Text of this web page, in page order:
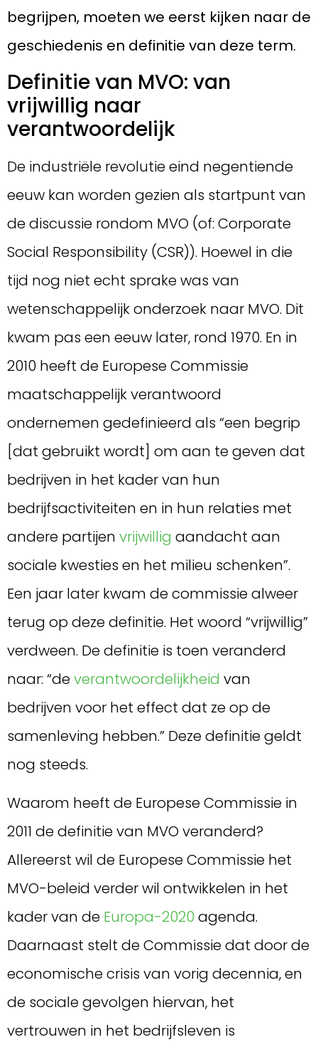
begrijpen, moeten we eerst kijken naar de
geschiedenis en definitie van deze term.
Definitie van MVO: van
vrijwillig naar
verantwoordelijk
De industriële revolutie eind negentiende
eeuw kan worden gezien als startpunt van
de discussie rondom MVO (of: Corporate
Social Responsibility (CSR)). Hoewel in die
tijd nog niet echt sprake was van
wetenschappelijk onderzoek naar MVO. Dit
kwam pas een eeuw later, rond 1970. En in
2010 heeft de Europese Commissie
maatschappelijk verantwoord
ondernemen gedefinieerd als “een begrip
[dat gebruikt wordt] om aan te geven dat
bedrijven in het kader van hun
bedrijfsactiviteiten en in hun relaties met
andere partijen vrijwillig aandacht aan
sociale kwesties en het milieu schenken”.
Een jaar later kwam de commissie alweer
terug op deze definitie. Het woord “vrijwillig”
verdween. De definitie is toen veranderd
naar: “deverantwoordelijkheid van
bedrijven voor het effect dat ze op de
samenleving hebben.” Deze definitie geldt
nog steeds.
Waarom heeft de Europese Commissie in
2011 de definitie van MVO veranderd?
Allereerst wil de Europese Commissie het
MVO-beleid verder wil ontwikkelen in het
kader van de Europa-2020 agenda.
Daarnaast stelt de Commissie dat door de
economische crisis van vorig decennia, en
de sociale gevolgen hiervan, het
vertrouwen in het bedrijfsleven is